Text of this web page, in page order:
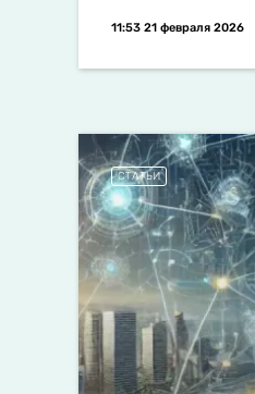
11:53 21 февраля 2026
СТАТЬИ